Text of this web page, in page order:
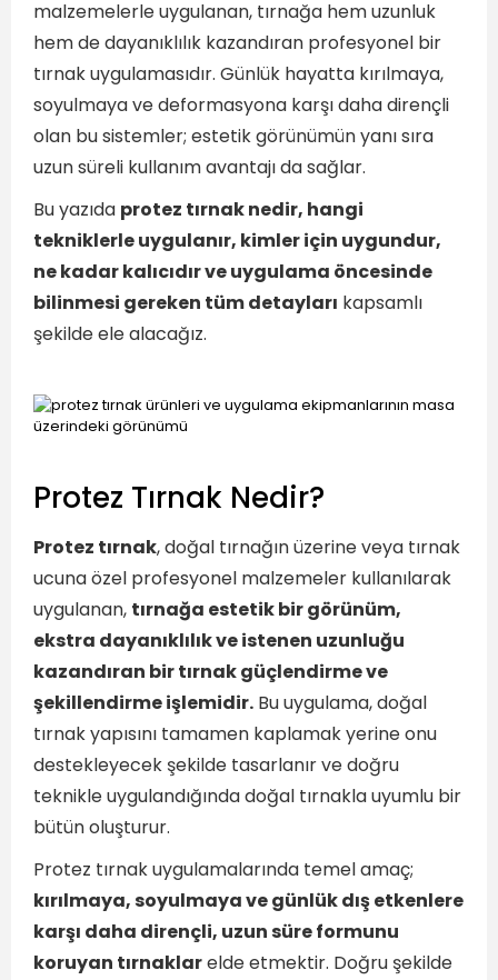
malzemelerle uygulanan, tırnağa hem uzunluk
hem de dayanıklılık kazandıran profesyonel bir
tırnak uygulamasıdır. Günlük hayatta kırılmaya,
soyulmaya ve deformasyona karşı daha dirençli
olan bu sistemler; estetik görünümün yanı sıra
uzun süreli kullanım avantajı da sağlar.
Bu yazıda protez tırnak nedir, hangi
tekniklerle uygulanır, kimler için uygundur,
ne kadar kalıcıdır ve uygulama öncesinde
bilinmesi gereken tüm detayları kapsamlı
şekilde ele alacağız.
Protez Tırnak Nedir?
Protez tırnak, doğal tırnağın üzerine veya tırnak
ucuna özel profesyonel malzemeler kullanılarak
uygulanan, tırnağa estetik bir görünüm,
ekstra dayanıklılık ve istenen uzunluğu
kazandıran bir tırnak güçlendirme ve
şekillendirme işlemidir. Bu uygulama, doğal
tırnak yapısını tamamen kaplamak yerine onu
destekleyecek şekilde tasarlanır ve doğru
teknikle uygulandığında doğal tırnakla uyumlu bir
bütün oluşturur.
Protez tırnak uygulamalarında temel amaç;
kırılmaya, soyulmaya ve günlük dış etkenlere
karşı daha dirençli, uzun süre formunu
koruyan tırnaklarelde etmektir. Doğru şekilde